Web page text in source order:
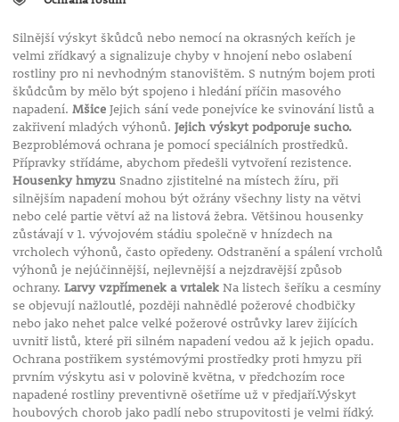
Silnější výskyt škůdců nebo nemocí na okrasných keřích je
velmi zřídkavý a signalizuje chyby v hnojení nebo oslabení
rostliny pro ni nevhodným stanovištěm. S nutným bojem proti
škůdcům by mělo být spojeno i hledání příčin masového
napadení. MšiceJejich sání vede ponejvíce ke svinování listů a
zakřivení mladých výhonů. Jejich výskyt podporuje sucho.
Bezproblémová ochrana je pomocí speciálních prostředků.
Přípravky střídáme, abychom předešli vytvoření rezistence.
Housenky hmyzuSnadno zjistitelné na místech žíru, při
silnějším napadení mohou být ožrány všechny listy na větvi
nebo celé partie větví až na listová žebra. Většinou housenky
zůstávají v 1. vývojovém stádiu společně v hnízdech na
vrcholech výhonů, často opředeny. Odstranění a spálení vrcholů
výhonů je nejúčinnější, nejlevnější a nejzdravější způsob
ochrany. Larvy vzpřímenek a vrtalekNa listech šeříku a cesmíny
se objevují nažloutlé, později nahnědlé požerové chodbičky
nebo jako nehet palce velké požerové ostrůvky larev žijících
uvnitř listů, které při silném napadení vedou až k jejich opadu.
Ochrana postřikem systémovými prostředky proti hmyzu při
prvním výskytu asi v polovině května, v předchozím roce
napadené rostliny preventivně ošetříme už v předjaří.Výskyt
houbových chorob jako padlí nebo strupovitosti je velmi řídký.